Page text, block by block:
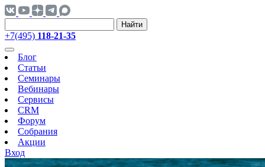
Найти
+7(495) 118-21-35
Блог
Статьи
Семинары
Вебинары
Сервисы
CRM
Форум
Собрания
Акции
Вход